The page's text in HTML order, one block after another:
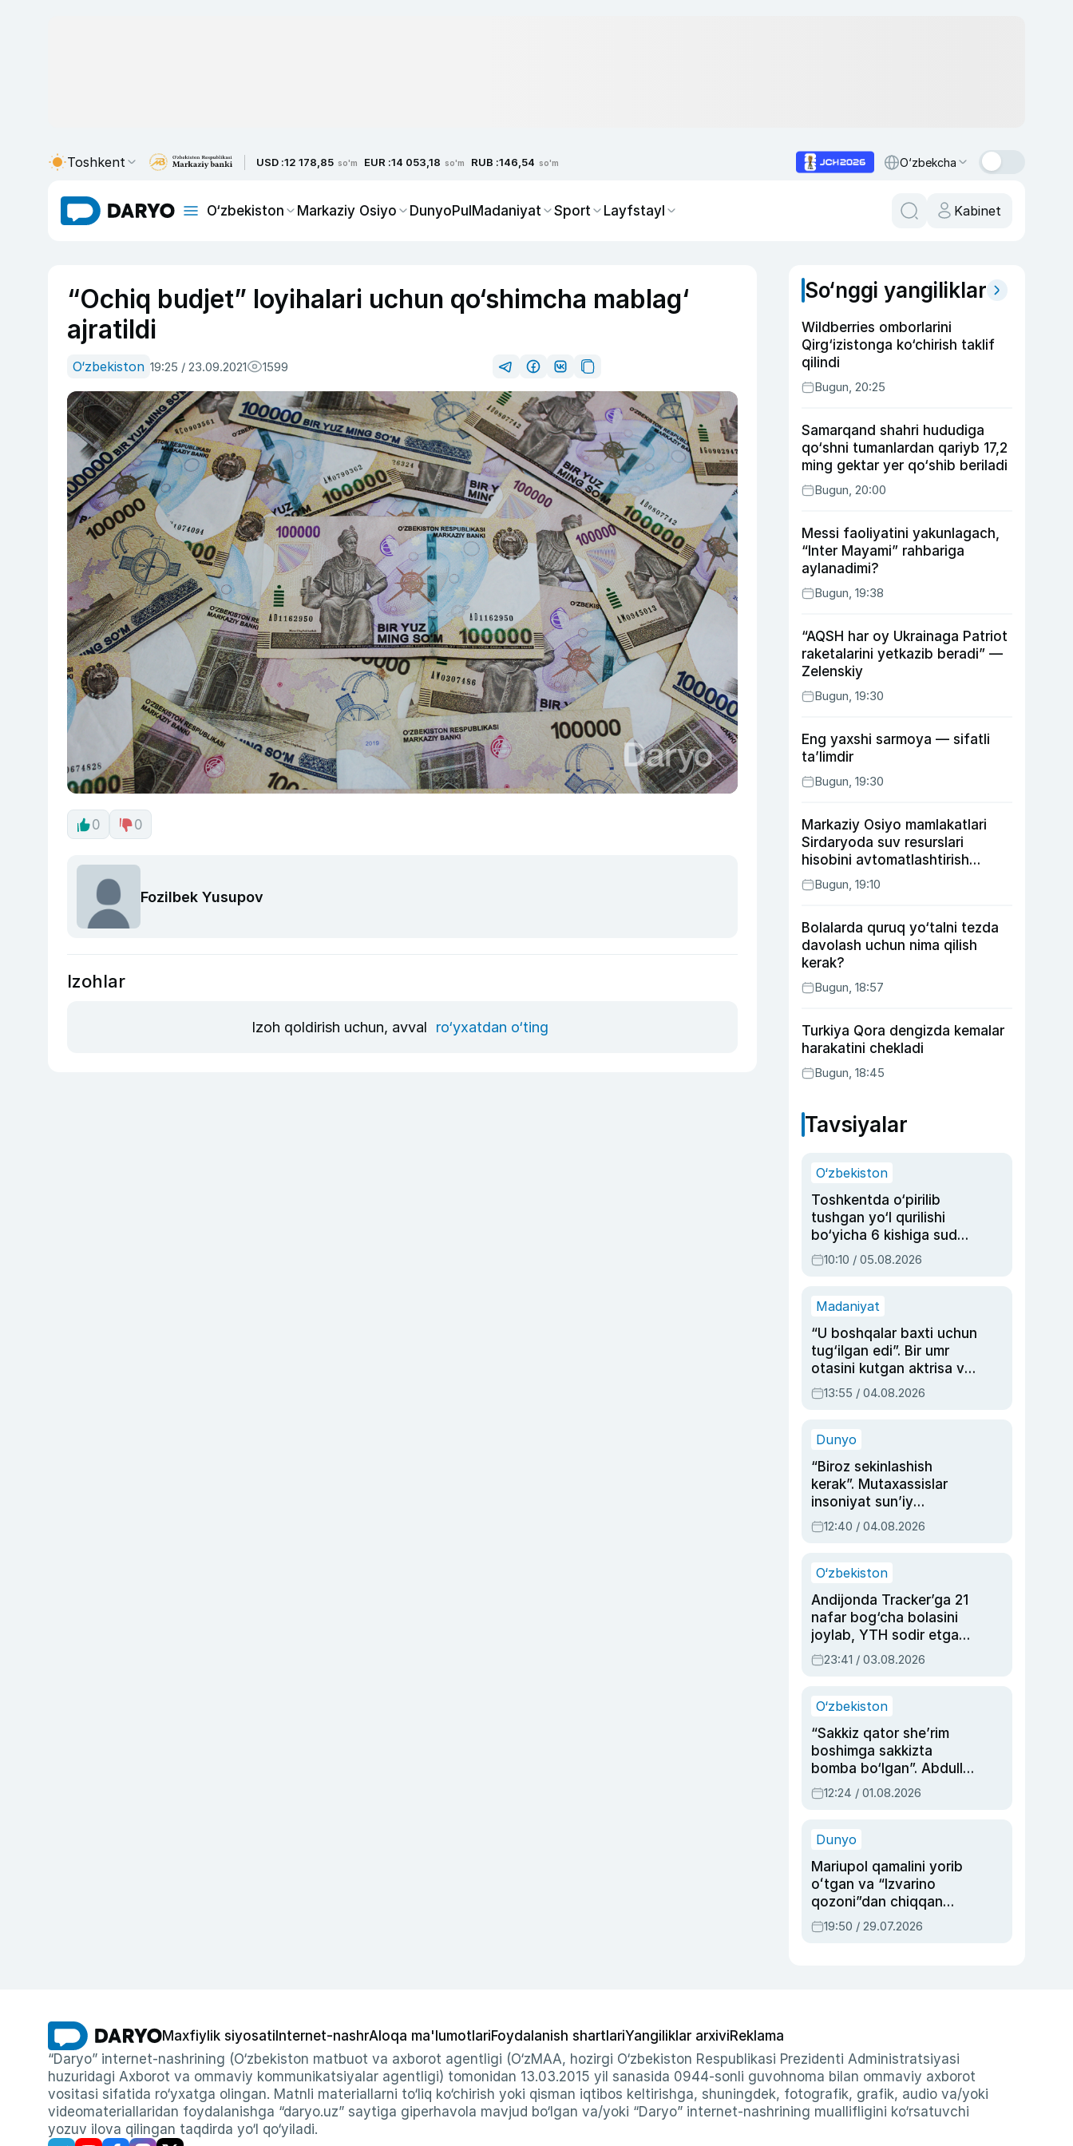
Toshkent USD :12 178,85 so'm EUR :14 053,18 so'm RUB :146,54 so'm O‘zbekcha
O‘zbekiston Markaziy Osiyo DunyoPulMadaniyat Sport Layfstayl Kabinet
“Ochiq budjet” loyihalari uchun qo‘shimcha mablag‘
ajratildi
O‘zbekiston 19:25 / 23.09.2021 1599
0 0
Fozilbek Yusupov
Izohlar
Izoh qoldirish uchun, avval ro‘yxatdan o‘ting
So‘nggi yangiliklar
Wildberries omborlarini
Qirg‘izistonga ko‘chirish taklif
qilindi
Bugun, 20:25
Samarqand shahri hududiga
qo‘shni tumanlardan qariyb 17,2
ming gektar yer qo‘shib beriladi
Bugun, 20:00
Messi faoliyatini yakunlagach,
“Inter Mayami” rahbariga
aylanadimi?
Bugun, 19:38
“AQSH har oy Ukrainaga Patriot
raketalarini yetkazib beradi” —
Zelenskiy
Bugun, 19:30
Eng yaxshi sarmoya — sifatli
ta’limdir
Bugun, 19:30
Markaziy Osiyo mamlakatlari
Sirdaryoda suv resurslari
hisobini avtomatlashtirish
rejasini ishlab chiqishni
ma’qulladi
Bugun, 19:10
Bolalarda quruq yo‘talni tezda
davolash uchun nima qilish
kerak?
Bugun, 18:57
Turkiya Qora dengizda kemalar
harakatini chekladi
Bugun, 18:45
Tavsiyalar
O‘zbekiston
Toshkentda o‘pirilib
tushgan yo‘l qurilishi
bo‘yicha 6 kishiga sud
hukmi o‘qildi
10:10 / 05.08.2026
Madaniyat
“U boshqalar baxti uchun
tug‘ilgan edi”. Bir umr
otasini kutgan aktrisa va
dublyaj ustasi Rimma
Ahmedovaning
13:55 / 04.08.2026
Dunyo
“Biroz sekinlashish
kerak”. Mutaxassislar
insoniyat sun’iy
intellektni boshqara
olmay qolishidan xavotir
12:40 / 04.08.2026
O‘zbekiston
Andijonda Tracker’ga 21
nafar bog‘cha bolasini
joylab, YTH sodir etgan
ayolga sud hukmi o‘qildi
23:41 / 03.08.2026
O‘zbekiston
“Sakkiz qator she’rim
boshimga sakkizta
bomba bo‘lgan”. Abdulla
Oripovni siyosiy
ayblovlardan asrab
12:24 / 01.08.2026
Dunyo
Mariupol qamalini yorib
oʻtgan va “Izvarino
qozoni”dan chiqqan
qahramon — Ukraina
armiyasi bosh
19:50 / 29.07.2026
Maxfiylik siyosati Internet-nashrAloqa ma'lumotlariFoydalanish shartlariYangiliklar arxiviReklama
“Daryo” internet-nashrining (O‘zbekiston matbuot va axborot agentligi (O‘zMAA, hozirgi O‘zbekiston Respublikasi Prezidenti Administratsiyasi
huzuridagi Axborot va ommaviy kommunikatsiyalar agentligi) tomonidan 13.03.2015 yil sanasida 0944-sonli guvohnoma bilan ommaviy axborot
vositasi sifatida ro‘yxatga olingan. Matnli materiallarni to‘liq ko‘chirish yoki qisman iqtibos keltirishga, shuningdek, fotografik, grafik, audio va/yoki
videomateriallaridan foydalanishga “daryo.uz” saytiga giperhavola mavjud bo‘lgan va/yoki “Daryo” internet-nashrining muallifligini ko‘rsatuvchi
yozuv ilova qilingan taqdirda yo‘l qo‘yiladi.